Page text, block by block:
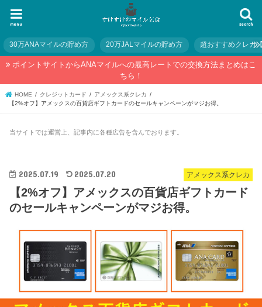
search
menu
30万ANAマイルの貯め方 20万JALマイルの貯め方 超おすすめクレカ
ポイントサイトからANAマイルへの最高レートでの交換方法まとめはこ
ちら！
HOME クレジットカード
アメックス系クレカ
【2%オフ】アメックスの百貨店ギフトカードのセールキャンペーンがマジお得。
当サイトでは運営上、記事内に各種広告を含んでおります。
アメックス系クレカ
2025.07.19 2025.07.20
【2%オフ】アメックスの百貨店ギフトカード
のセールキャンペーンがマジお得。